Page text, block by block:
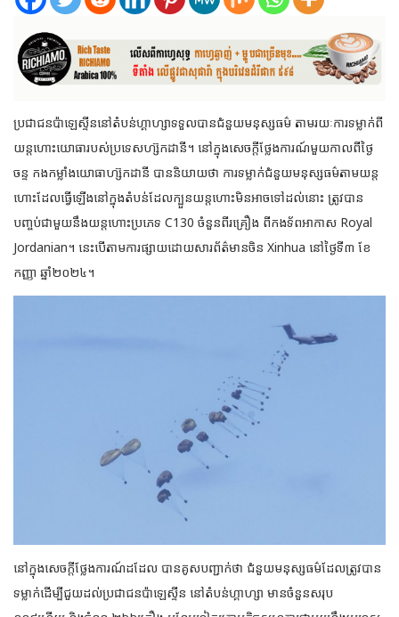
ប្រជាជនប៉ាឡេស្ទីននៅតំបន់ហ្គាហ្សា​ទទួលបានជំនួយមនុស្សធម៌ តាមរយៈការទម្លាក់ពី​
យន្តហោះ​យោធារបស់​ប្រទេសហ្ស៊កដានី។ នៅក្នុងសេចក្តី​ថ្លែងការណ៍មួយកាលពីថ្ងៃ
ចន្ទ កងកម្លាំងយោធាហ្ស៊កដានី បាននិយាយថា ការទម្លាក់​ជំនួយមនុស្សធម៌តាមយន្ត​
ហោះដែលធ្វើឡើងនៅ​ក្នុង​តំបន់ដែលក្បួន​យន្តហោះមិនអាច​ទៅ​ដល់​នោះ ត្រូវបាន​
បញ្ចប់ជា​មួយនឹងយន្តហោះប្រភេទ C130 ចំនួន​ពីរ​គ្រឿង ពីកងទ័ពអាកាស Royal
Jordanian។ នេះបើតាមការផ្សាយដោយសារព័ត៌មានចិន Xinhua នៅថ្ងៃទី៣ ខែ
កញ្ញា ឆ្នាំ២០២៤។
នៅក្នុងសេចក្តីថ្លែងការណ៍ដដែល បានគូសបញ្ជាក់ថា ជំនួយមនុស្សធម៌ដែលត្រូវបាន
ទម្លាក់ដើម្បី​ជួយដល់​ប្រជាជនប៉ាឡេស្ទីន នៅតំបន់ហ្គាហ្សា មានចំនួនសរុប